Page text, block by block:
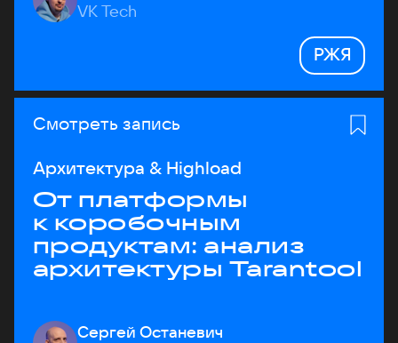
VK Tech
РЖЯ
Смотреть запись
Архитектура & Highload
От платформы
к коробочным
продуктам: анализ
архитектуры Tarantool
Сергей Останевич